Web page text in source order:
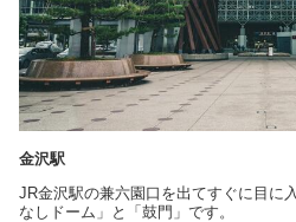
金沢駅
JR金沢駅の兼六園口を出てすぐに目に
なしドーム」と「鼓門」です。